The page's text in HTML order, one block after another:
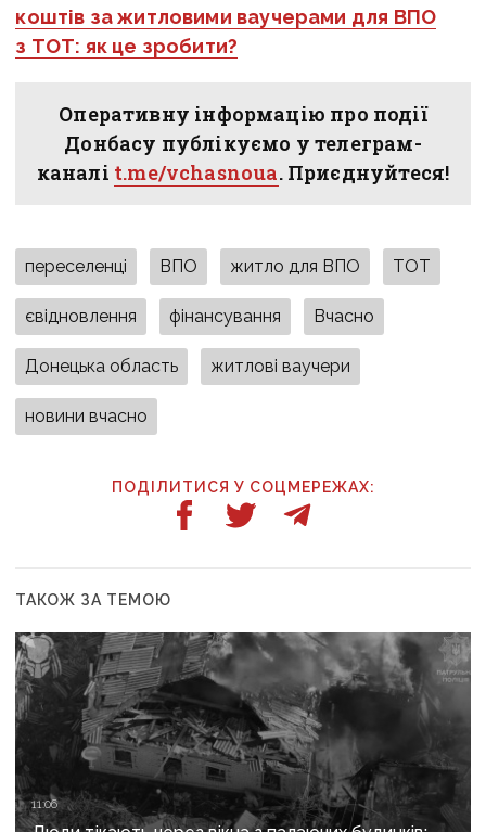
коштів за житловими ваучерами для ВПО
з ТОТ: як це зробити?
Оперативну інформацію про події
Донбасу публікуємо у телеграм-
каналі t.me/vchasnoua. Приєднуйтеся!
переселенці ВПО житло для ВПО ТОТ
євідновлення фінансування Вчасно
Донецька область житлові ваучери
новини вчасно
ПОДІЛИТИСЯ У СОЦМЕРЕЖАХ:
ТАКОЖ ЗА ТЕМОЮ
11:06